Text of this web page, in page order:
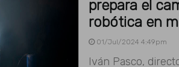
prepara el
robótica en
01/Jul/2024 4:49pm
Iván Pasco,